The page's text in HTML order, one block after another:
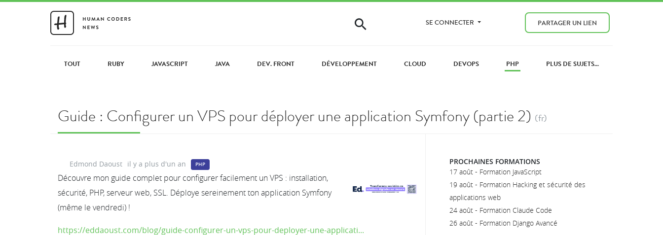
SE CONNECTER PARTAGER UN LIEN
TOUT RUBY JAVASCRIPT JAVA DEV. FRONT DÉVELOPPEMENT CLOUD DEVOPS PHP PLUS DE SUJETS...
Guide : Configurer un VPS pour déployer une application Symfony (partie 2) (fr)
Edmond Daoust il y a plus d'un an PHP
Découvre mon guide complet pour configurer facilement un VPS : installation,
sécurité, PHP, serveur web, SSL. Déploye sereinement ton application Symfony
(même le vendredi) !
https://eddaoust.com/blog/guide-configurer-un-vps-pour-deployer-une-applicati...
PROCHAINES FORMATIONS
17 août - Formation JavaScript
19 août - Formation Hacking et sécurité des
applications web
24 août - Formation Claude Code
26 août - Formation Django Avancé